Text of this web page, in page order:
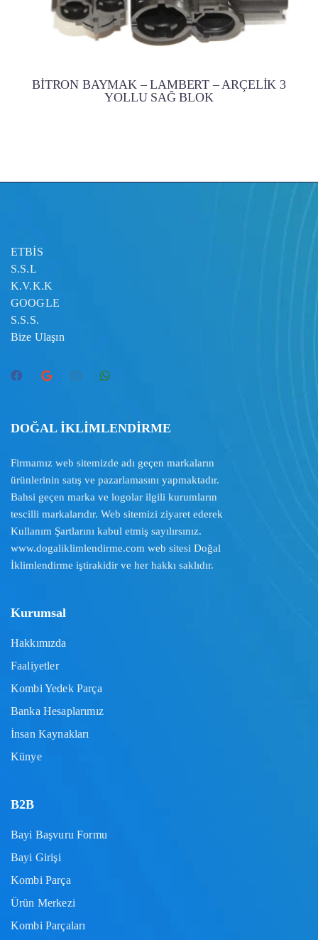
BİTRON BAYMAK – LAMBERT – ARÇELİK 3
YOLLU SAĞ BLOK
ETBİS
S.S.L
K.V.K.K
GOOGLE
S.S.S.
Bize Ulaşın
DOĞAL İKLİMLENDİRME
Firmamız web sitemizde adı geçen markaların
ürünlerinin satış ve pazarlamasını yapmaktadır.
Bahsi geçen marka ve logolar ilgili kurumların
tescilli markalarıdır. Web sitemizi ziyaret ederek
Kullanım Şartlarını kabul etmiş sayılırsınız.
www.dogaliklimlendirme.com web sitesi Doğal
İklimlendirme iştirakidir ve her hakkı saklıdır.
Kurumsal
Hakkımızda
Faaliyetler
Kombi Yedek Parça
Banka Hesaplarımız
İnsan Kaynakları
Künye
B2B
Bayi Başvuru Formu
Bayi Girişi
Kombi Parça
Ürün Merkezi
Kombi Parçaları